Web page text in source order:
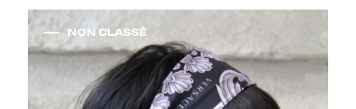
NON CLASSÉ